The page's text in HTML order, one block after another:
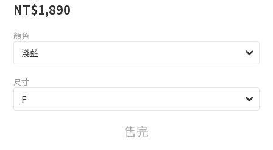
NT$1,890
顏色
尺寸
售完